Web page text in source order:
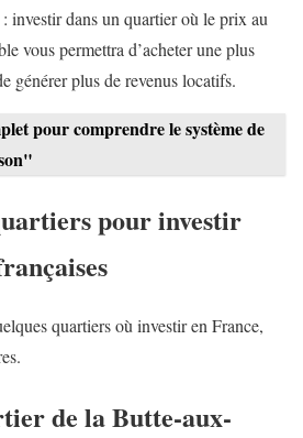
investir dans un quartier où le prix au
vous permettra d’acheter une plus
générer plus de revenus locatifs.
pour comprendre le système de
pour investir
quartiers où investir en France,
de la Butte-aux-